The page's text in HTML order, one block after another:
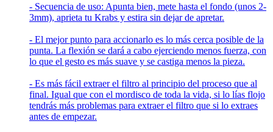
- Secuencia de uso: Apunta bien, mete hasta el fondo (unos 2-
3mm), aprieta tu Krabs y estira sin dejar de apretar.
- El mejor punto para accionarlo es lo más cerca posible de la
punta. La flexión se dará a cabo ejerciendo menos fuerza, con
lo que el gesto es más suave y se castiga menos la pieza.
- Es más fácil extraer el filtro al principio del proceso que al
final. Igual que con el mordisco de toda la vida, si lo lías flojo
tendrás más problemas para extraer el filtro que si lo extraes
antes de empezar.